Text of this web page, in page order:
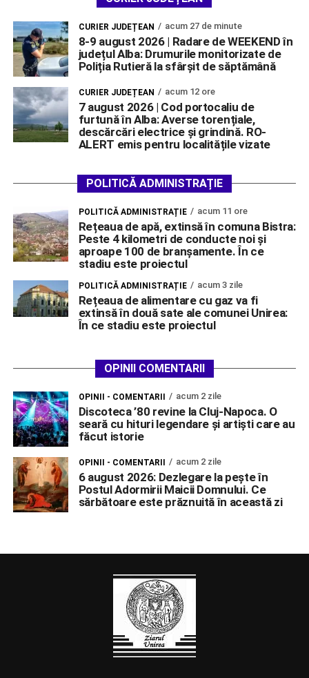
CURIER JUDEȚEAN acum 27 de minute
8-9 august 2026 | Radare de WEEKEND în
județul Alba: Drumurile monitorizate de
Poliția Rutieră la sfârșit de săptămână
CURIER JUDEȚEAN acum 12 ore
7 august 2026 | Cod portocaliu de
furtună în Alba: Averse torențiale,
descărcări electrice și grindină. RO-
ALERT emis pentru localitățile vizate
POLITICĂ ADMINISTRAȚIE
POLITICĂ ADMINISTRAȚIE acum 11 ore
Rețeaua de apă, extinsă în comuna Bistra:
Peste 4 kilometri de conducte noi și
aproape 100 de branșamente. În ce
stadiu este proiectul
POLITICĂ ADMINISTRAȚIE acum 3 zile
Rețeaua de alimentare cu gaz va fi
extinsă în două sate ale comunei Unirea:
În ce stadiu este proiectul
OPINII COMENTARII
OPINII - COMENTARII acum 2 zile
Discoteca ’80 revine la Cluj-Napoca. O
seară cu hituri legendare și artiști care au
făcut istorie
OPINII - COMENTARII acum 2 zile
6 august 2026: Dezlegare la pește în
Postul Adormirii Maicii Domnului. Ce
sărbătoare este prăznuită în această zi